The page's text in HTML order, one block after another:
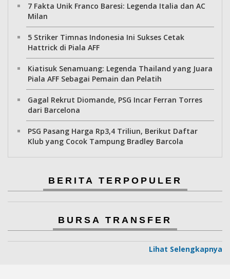
7 Fakta Unik Franco Baresi: Legenda Italia dan AC
Milan
5 Striker Timnas Indonesia Ini Sukses Cetak
Hattrick di Piala AFF
Kiatisuk Senamuang: Legenda Thailand yang Juara
Piala AFF Sebagai Pemain dan Pelatih
Gagal Rekrut Diomande, PSG Incar Ferran Torres
dari Barcelona
PSG Pasang Harga Rp3,4 Triliun, Berikut Daftar
Klub yang Cocok Tampung Bradley Barcola
BERITA TERPOPULER
BURSA TRANSFER
Lihat Selengkapnya